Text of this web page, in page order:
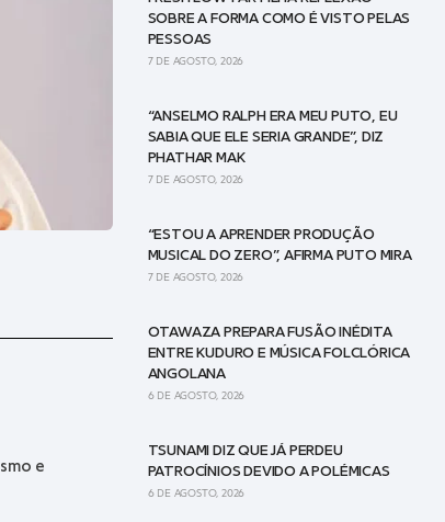
e
SOBRE A FORMA COMO É VISTO PELAS
PESSOAS
7 DE AGOSTO, 2026
“ANSELMO RALPH ERA MEU PUTO, EU
SABIA QUE ELE SERIA GRANDE”, DIZ
PHATHAR MAK
7 DE AGOSTO, 2026
“ESTOU A APRENDER PRODUÇÃO
MUSICAL DO ZERO”, AFIRMA PUTO MIRA
7 DE AGOSTO, 2026
OTAWAZA PREPARA FUSÃO INÉDITA
ENTRE KUDURO E MÚSICA FOLCLÓRICA
ANGOLANA
6 DE AGOSTO, 2026
TSUNAMI DIZ QUE JÁ PERDEU
PATROCÍNIOS DEVIDO A POLÉMICAS
6 DE AGOSTO, 2026